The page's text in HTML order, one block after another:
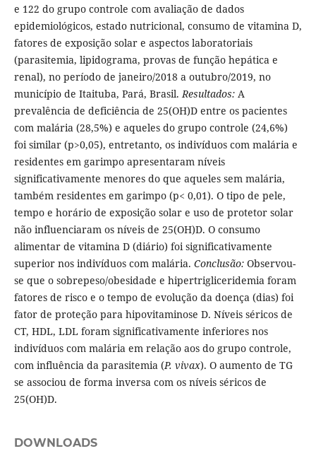
e 122 do grupo controle com avaliação de dados
epidemiológicos, estado nutricional, consumo de vitamina D,
fatores de exposição solar e aspectos laboratoriais
(parasitemia, lipidograma, provas de função hepática e
renal), no período de janeiro/2018 a outubro/2019, no
município de Itaituba, Pará, Brasil.Resultados:A
prevalência de deficiência de 25(OH)D entre os pacientes
com malária (28,5%) e aqueles do grupo controle (24,6%)
foi similar (p>0,05), entretanto, os indivíduos com malária e
residentes em garimpo apresentaram níveis
significativamente menores do que aqueles sem malária,
também residentes em garimpo (p< 0,01). O tipo de pele,
tempo e horário de exposição solar e uso de protetor solar
não influenciaram os níveis de 25(OH)D. O consumo
alimentar de vitamina D (diário) foi significativamente
superior nos indivíduos com malária. Conclusão:Observou-
se que o sobrepeso/obesidade e hipertrigliceridemia foram
fatores de risco e o tempo de evolução da doença (dias) foi
fator de proteção para hipovitaminose D. Níveis séricos de
CT, HDL, LDL foram significativamente inferiores nos
indivíduos com malária em relação aos do grupo controle,
com influência da parasitemia (P. vivax). O aumento de TG
se associou de forma inversa com os níveis séricos de
25(OH)D.
DOWNLOADS